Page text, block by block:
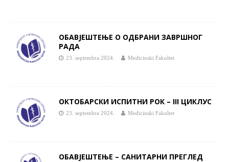
ОБАВЈЕШТЕЊЕ О ОДБРАНИ ЗАВРШНОГ
РАДА
23. septembra 2024. Medicinski Fakultet
ОКТОБАРСКИ ИСПИТНИ РОК – III ЦИКЛУС
23. septembra 2024. Medicinski Fakultet
ОБАВЈЕШТЕЊЕ – САНИТАРНИ ПРЕГЛЕД